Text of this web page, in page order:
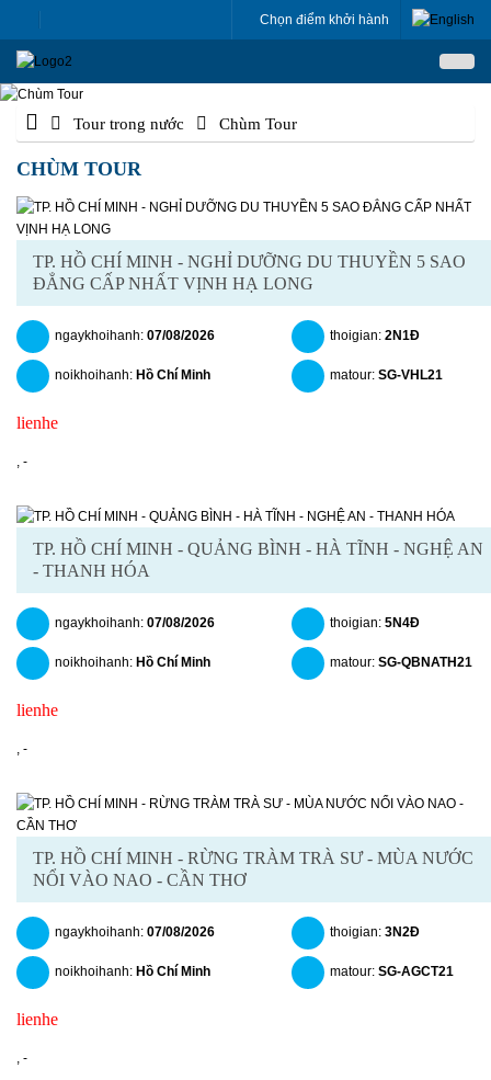
Chọn điểm khởi hành
Tour trong nước Chùm Tour
CHÙM TOUR
TP. HỒ CHÍ MINH - NGHỈ DƯỠNG DU THUYỀN 5 SAO
ĐẲNG CẤP NHẤT VỊNH HẠ LONG
ngaykhoihanh: 07/08/2026
noikhoihanh: Hồ Chí Minh
thoigian: 2N1Đ
matour: SG-VHL21
lienhe
, -
TP. HỒ CHÍ MINH - QUẢNG BÌNH - HÀ TĨNH - NGHỆ AN
- THANH HÓA
ngaykhoihanh: 07/08/2026
noikhoihanh: Hồ Chí Minh
thoigian: 5N4Đ
matour: SG-QBNATH21
lienhe
, -
TP. HỒ CHÍ MINH - RỪNG TRÀM TRÀ SƯ - MÙA NƯỚC
NỔI VÀO NAO - CẦN THƠ
ngaykhoihanh: 07/08/2026
noikhoihanh: Hồ Chí Minh
thoigian: 3N2Đ
matour: SG-AGCT21
lienhe
, -